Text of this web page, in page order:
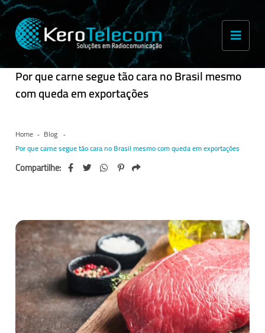
Por que carne segue tão cara no Brasil mesmo
com queda em exportações
Home
Blog
Por que carne segue tão cara no Brasil mesmo com queda em exportações
Compartilhe: